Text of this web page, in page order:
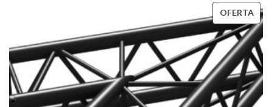
L
A
R
,
156,00 €.129,00 €.
OFERTA
EN